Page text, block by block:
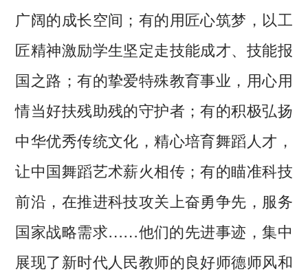
广阔的成长空间；有的用匠心筑梦，以工
匠精神激励学生坚定走技能成才、技能报
国之路；有的挚爱特殊教育事业，用心用
情当好扶残助残的守护者；有的积极弘扬
中华优秀传统文化，精心培育舞蹈人才，
让中国舞蹈艺术薪火相传；有的瞄准科技
前沿，在推进科技攻关上奋勇争先，服务
国家战略需求……他们的先进事迹，集中
展现了新时代人民教师的良好师德师风和